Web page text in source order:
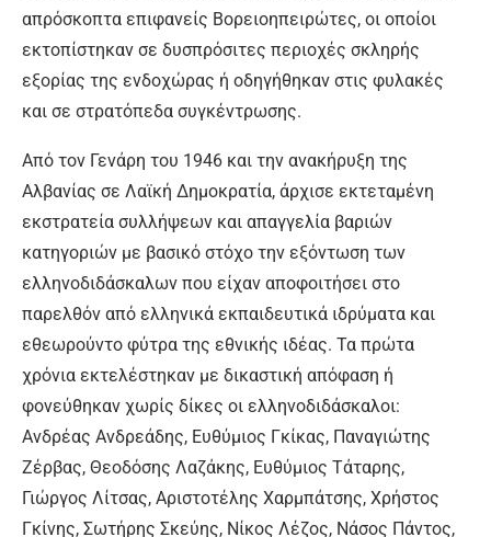
απρόσκοπτα επιφανείς Βορειοηπειρώτες, οι οποίοι
εκτοπίστηκαν σε δυσπρόσιτες περιοχές σκληρής
εξορίας της ενδοχώρας ή οδηγήθηκαν στις φυλακές
και σε στρατόπεδα συγκέντρωσης.
Από τον Γενάρη του 1946 και την ανακήρυξη της
Αλβανίας σε Λαϊκή Δημοκρατία, άρχισε εκτεταμένη
εκστρατεία συλλήψεων και απαγγελία βαριών
κατηγοριών με βασικό στόχο την εξόντωση των
ελληνοδιδάσκαλων που είχαν αποφοιτήσει στο
παρελθόν από ελληνικά εκπαιδευτικά ιδρύματα και
εθεωρούντο φύτρα της εθνικής ιδέας. Τα πρώτα
χρόνια εκτελέστηκαν με δικαστική απόφαση ή
φονεύθηκαν χωρίς δίκες οι ελληνοδιδάσκαλοι:
Ανδρέας Ανδρεάδης, Ευθύμιος Γκίκας, Παναγιώτης
Ζέρβας, Θεοδόσης Λαζάκης, Ευθύμιος Τάταρης,
Γιώργος Λίτσας, Αριστοτέλης Χαρμπάτσης, Χρήστος
Γκίνης, Σωτήρης Σκεύης, Νίκος Λέζος, Νάσος Πάντος,